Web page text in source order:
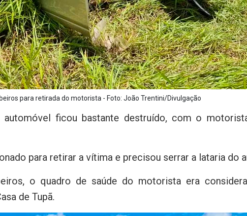
para retirada do motorista - Foto: João Trentini/Divulgação
automóvel ficou bastante destruído, com o
para retirar a vítima e precisou serrar a lataria do
o quadro de saúde do motorista era
de Tupã.